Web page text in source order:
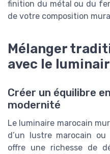
finition du métal ou du
de votre composition
Mélanger
avec le
Créer un équilibre
modernité
Le luminaire marocain
d’un lustre marocain ou
offre une richesse de